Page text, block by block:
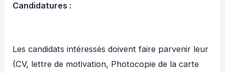
Candidatures :
Les candidats intéressés doivent faire parvenir leur
(CV, lettre de motivation, Photocopie de la carte